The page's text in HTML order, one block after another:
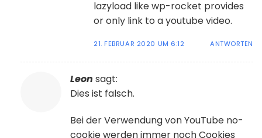
lazyload like wp-rocket provides
or only link to a youtube video.
21. FEBRUAR 2020 UM 6:12 ANTWORTEN
Leon sagt:
Dies ist falsch.
Bei der Verwendung von YouTube no-
cookie werden immer noch Cookies